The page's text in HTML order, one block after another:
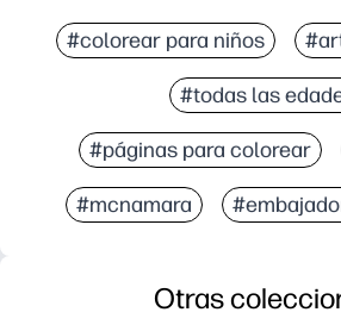
#colorear para niños
#todas las
#páginas para colorear
#mcnamara
Otras